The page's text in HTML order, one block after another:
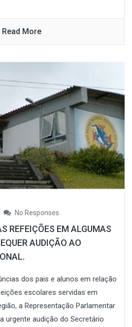
Read More
No Responses
REFEIÇÕES EM ALGUMAS
AUDIÇÃO AO
dos pais e alunos em relação
escolares servidas em
a Representação Parlamentar
urgente audição do Secretário